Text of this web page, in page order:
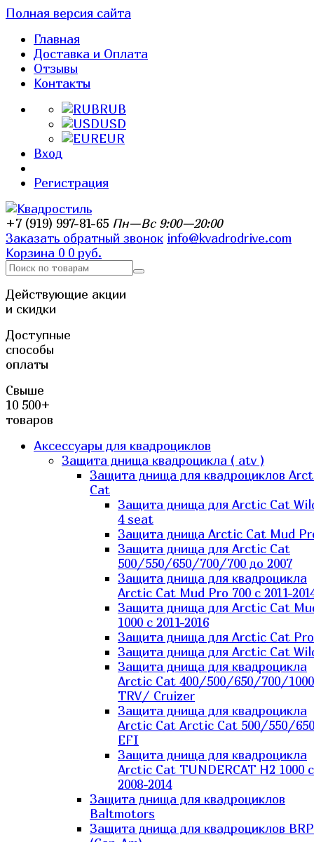
Полная версия сайта
Главная
Доставка и Оплата
Отзывы
Контакты
RUB
USD
EUR
Вход
Регистрация
+7 (919) 997-81-65 Пн—Вс 9:00—20:00
Заказать обратный звонок info@kvadrodrive.com
Корзина 0 0 руб.
Действующие акции
и скидки
Доступные
способы
оплаты
Свыше
10 500+
товаров
Аксессуары для квадроциклов
Защита днища квадроцикла ( atv )
Защита днища для квадроциклов
Cat
Защита днища для Arctic Cat
4 seat
Защита днища Arctic Cat Mud
Защита днища для Arctic Cat
500/550/650/700/700 до 2007
Защита днища для квадроцикла
Arctic Cat Mud Pro 700 с 2011-
Защита днища для Arctic Cat
1000 c 2011-2016
Защита днища для Arctic Cat
Защита днища для Arctic Cat
Защита днища для квадроцикла
Arctic Cat 400/500/650/700/1000
TRV/ Cruizer
Защита днища для квадроцикла
Arctic Cat Arctic Cat 500/550/
EFI
Защита днища для квадроцикла
Arctic Cat TUNDERCAT H2 1000 c
2008-2014
Защита днища для квадроциклов
Baltmotors
Защита днища для квадроциклов BRP